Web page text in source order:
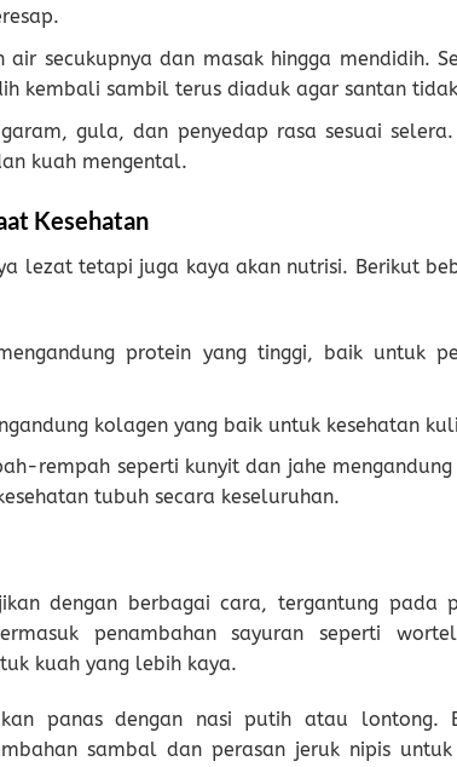
air secukupnya dan masak hingga mendidih.
kembali sambil terus diaduk agar santan
gula, dan penyedap rasa sesuai
kuah mengental.
Kesehatan
lezat tetapi juga kaya akan nutrisi. Berikut
protein yang tinggi, baik untuk
kolagen yang baik untuk kesehatan
rempah seperti kunyit dan jahe
tubuh secara keseluruhan.
dengan berbagai cara, tergantung pada
penambahan sayuran seperti
kuah yang lebih kaya.
panas dengan nasi putih atau lontong.
sambal dan perasan jeruk nipis